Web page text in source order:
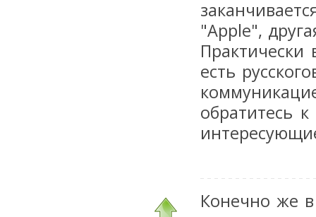
"Apple",
Практически
есть
обратитесь
Конечно же